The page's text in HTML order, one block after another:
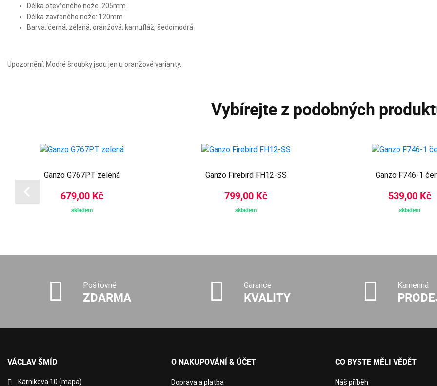
Délka otevřeného nože: 205mm
Délka zavřeného nože: 120mm
Barva: černá, zelená, oranžová, kamufláž, šedomodrá
Upozornění: Modré šroubky jsou jen u oranžové varianty.
Vybírejte z podobných
Ganzo G767PT zelená
679,00 Kč
skladem
Ganzo Firebird FH12-SS
799,00 Kč
skladem
Ganzo F746-1
539,00 Kč
skladem
Poštovné
ZDARMA
Garance
KVALITY
Kamenná
VÁCLAV ŠMÍD
Kárnikova 10 (mapa)
O NAKUPOVÁNÍ & ÚČET
Doprava a platba
CO BYSTE MĚLI VĚDĚT
Náš příběh